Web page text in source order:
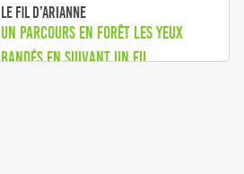
Le fil d’Arianne
Un parcours en forêt les yeux
bandés en suivant un fil.